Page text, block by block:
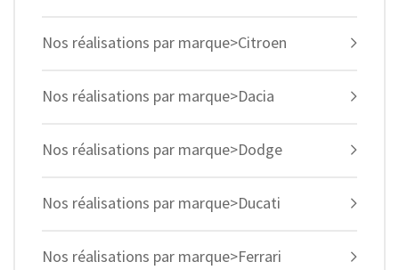
Nos réalisations par marque>Citroen
Nos réalisations par marque>Dacia
Nos réalisations par marque>Dodge
Nos réalisations par marque>Ducati
Nos réalisations par marque>Ferrari